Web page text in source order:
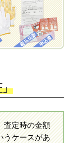
発送ガイドの手順
いただけます。
ゃがご到着後、ご
可能です。
荷依頼を行い発
いただけます。
ゃがご到着後、ご
」
査定時の金額
うケースがあ